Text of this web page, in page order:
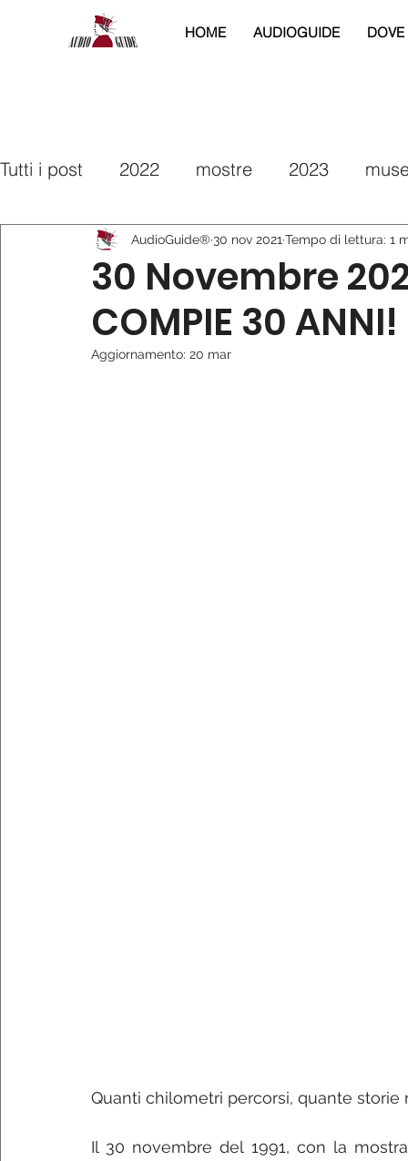
HOME AUDIOGUIDE
Tutti i post 2022 mostre 2023
2026 interreg 2019 2020
30 Novembre
COMPIE 30 ANNI!
AudioGuide® 30 nov 2021 Tempo di lettura: 1
Aggiornamento: 20 mar
Quanti chilometri percorsi, quante
Il 30 novembre del 1991, con la